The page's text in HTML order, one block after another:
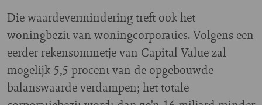
Die waardevermindering treft ook het
woningbezit van woningcorporaties. Volgens een
eerder rekensommetje van Capital Value zal
mogelijk 5,5 procent van de opgebouwde
balanswaarde verdampen; het totale